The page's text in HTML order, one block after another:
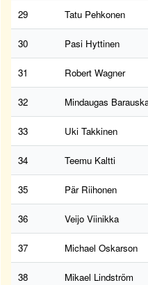
29 Tatu Pehkonen
30 Pasi Hyttinen
31 Robert Wagner
32 Mindaugas
33 Uki Takkinen
34 Teemu Kaltti
35 Pär Riihonen
36 Veijo Viinikka
37 Michael Oskarson
38 Mikael Lindström